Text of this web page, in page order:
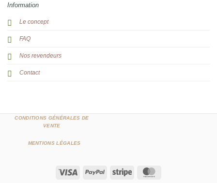
Information
Le concept
FAQ
Nos revendeurs
Contact
Visa PayPal Stripe
CONDITIONS GÉNÉRALES DE
VENTE
MENTIONS LÉGALES